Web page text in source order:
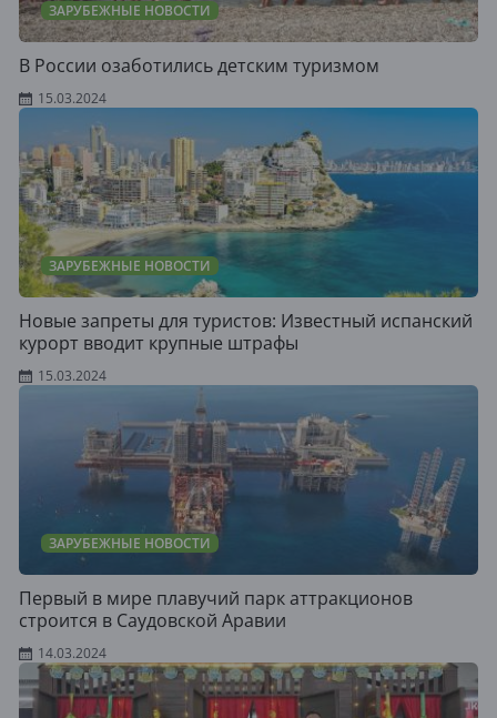
ЗАРУБЕЖНЫЕ НОВОСТИ
В России озаботились детским туризмом
15.03.2024
ЗАРУБЕЖНЫЕ НОВОСТИ
Новые запреты для туристов: Известный испанский
курорт вводит крупные штрафы
15.03.2024
ЗАРУБЕЖНЫЕ НОВОСТИ
Первый в мире плавучий парк аттракционов
строится в Саудовской Аравии
14.03.2024